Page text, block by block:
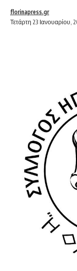
Τετάρτη 23 Ιανουαρίου,
florinapress.gr